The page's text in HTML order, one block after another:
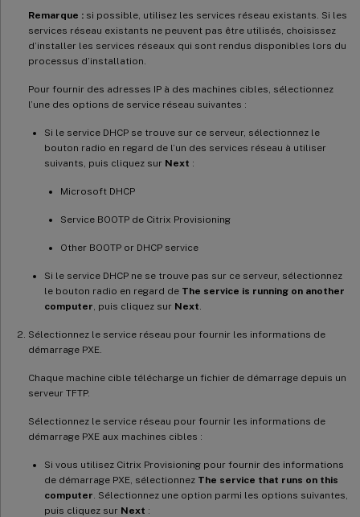
Remarque : si possible, utilisez les services réseau existants. Si les
services réseau existants ne peuvent pas être utilisés, choisissez
d’installer les services réseaux qui sont rendus disponibles lors du
processus d’installation.
Pour fournir des adresses IP à des machines cibles, sélectionnez
l’une des options de service réseau suivantes :
Si le service DHCP se trouve sur ce serveur, sélectionnez le
bouton radio en regard de l’un des services réseau à utiliser
suivants, puis cliquez sur Next :
Microsoft DHCP
Service BOOTP de Citrix Provisioning
Other BOOTP or DHCP service
Si le service DHCP ne se trouve pas sur ce serveur, sélectionnez
le bouton radio en regard de The service is running on another
computer , puis cliquez sur Next
Sélectionnez le service réseau pour fournir les informations de
démarrage PXE.
Chaque machine cible télécharge un fichier de démarrage depuis un
serveur TFTP.
Sélectionnez le service réseau pour fournir les informations de
démarrage PXE aux machines cibles :
Si vous utilisez Citrix Provisioning pour fournir des informations
de démarrage PXE, sélectionnez The service that runs on this
computer . Sélectionnez une option parmi les options suivantes,
puis cliquez sur Next :